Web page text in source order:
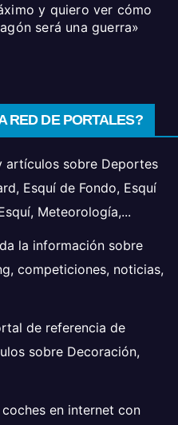
y quiero ver cómo
será una guerra»
RED DE PORTALES?
artículos sobre Deportes
Esquí de Fondo, Esquí
Meteorología,...
la información sobre
competiciones, noticias,
de referencia de
sobre Decoración,
en internet con